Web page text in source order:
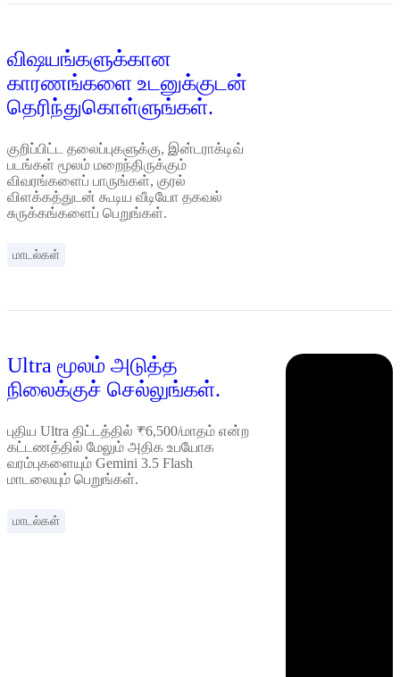
விஷயங்களுக்கான
காரணங்களை உடனுக்குடன்
தெரிந்துகொள்ளுங்கள்.
குறிப்பிட்ட தலைப்புகளுக்கு, இன்டராக்டிவ்
படங்கள் மூலம் மறைந்திருக்கும்
விவரங்களைப் பாருங்கள், குரல்
விளக்கத்துடன் கூடிய வீடியோ தகவல்
சுருக்கங்களைப் பெறுங்கள்.
மாடல்கள்
Ultra மூலம் அடுத்த
நிலைக்குச் செல்லுங்கள்.
புதிய Ultra திட்டத்தில் ₹6,500/மாதம் என்ற
கட்டணத்தில் மேலும் அதிக உபயோக
வரம்புகளையும் Gemini 3.5 Flash
மாடலையும் பெறுங்கள்.
மாடல்கள்